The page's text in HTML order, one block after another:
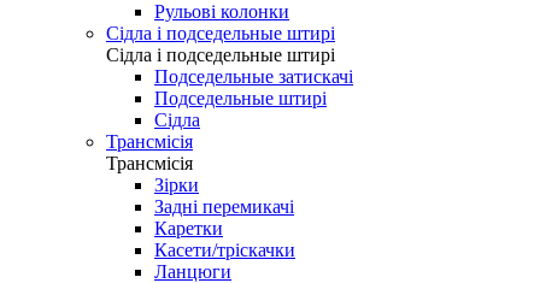
Рульові колонки
Сідла і подседельные штирі
Сідла і подседельные штирі
Подседельные затискачі
Подседельные штирі
Сідла
Трансмісія
Трансмісія
Зірки
Задні перемикачі
Каретки
Касети/тріскачки
Ланцюги